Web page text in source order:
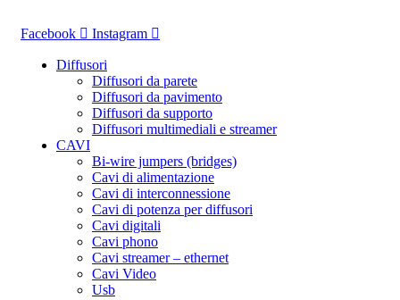
Facebook Instagram
Diffusori
Diffusori da parete
Diffusori da pavimento
Diffusori da supporto
Diffusori multimediali e streamer
CAVI
Bi-wire jumpers (bridges)
Cavi di alimentazione
Cavi di interconnessione
Cavi di potenza per diffusori
Cavi digitali
Cavi phono
Cavi streamer – ethernet
Cavi Video
Usb